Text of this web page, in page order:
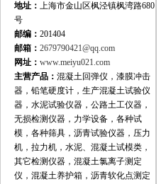
地址： 上海市金山区枫泾镇枫湾路680
号
邮编： 201404
邮箱： 2679790421@qq.com
网址： www.meiyu021.com
主营产品： 混凝土回弹仪，漆膜冲击
器，铅笔硬度计，生产混凝土试验仪
器，水泥试验仪器，公路土工仪器，
无损检测仪器，力学设备，各种试
模，各种筛具，沥青试验仪器，压力
机，拉力机，水泥、混凝土试模类，
其它检测仪器，混凝土氯离子测定
仪，混凝土养护箱，沥青软化点测定